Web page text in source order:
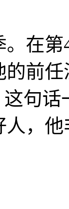
第4
前
这句
人，